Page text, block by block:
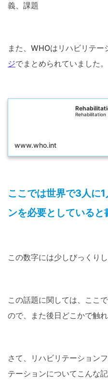
義、課題
また、WHOはリハビリテー
ジでまとめられていました。
Rehabilitation
www.who.int
ここでは世界で3人に
ンを必要としていると
この数字には少しびっくり
この話題に関しては、ここ
ので、また後日どこかで触れ
さて、リハビリテーション
テーションについてこんな記